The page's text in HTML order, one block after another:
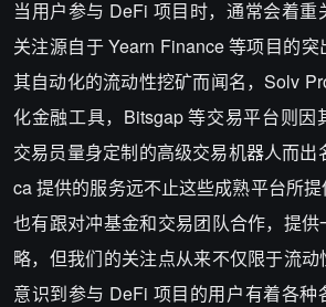
当用户参与 DeFi 项目时，通常会着重
关注源自于 Yearn Finance 等项目的
其自动化的流动性挖矿而闻名，Solv
化金融工具，Bitsgap 等交易平台则因
交易员量身定制的高级交易机器人而出
ca 提供的服务远不止这些成熟平台所
也有跟对冲基金和交易团队合作，提
略，但我们的关注点从来不仅限于流
意识到参与 DeFi 项目的用户有着各种